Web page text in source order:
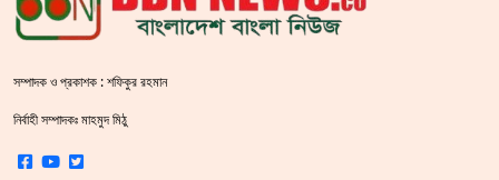
‘শ্লীলতাহানির সত্যতা’ মিলেছে শিক্ষক মুরাদের বিরুদ্ধে
স্বরাষ্ট্রমন্ত্রীর হুঁশিয়ারি বিএনপিকে ক‌ঠোর হ‌স্তে দমন করা হবে :
সম্পাদক ও প্রকাশক : শফিকুর রহমান
নির্বাহী সম্পাদকঃ মাহমুদ মিঠু